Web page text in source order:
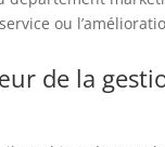
ou
de la